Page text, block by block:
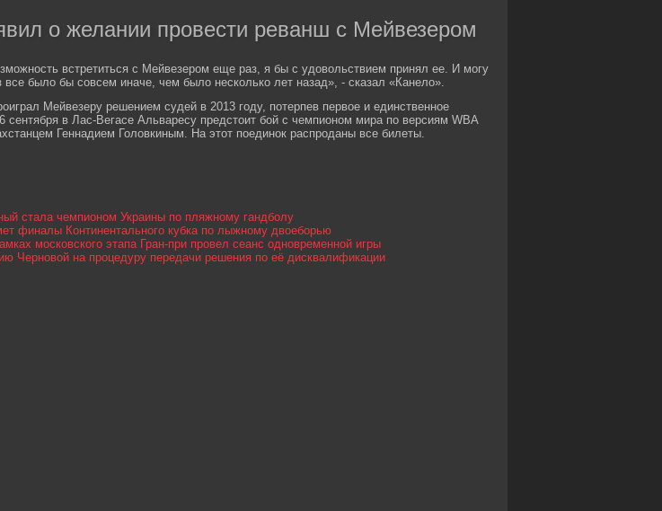
о желании провести реванш с Мейвезером
встретиться с Мейвезером еще раз, я бы с удовольствием принял ее. И могу
все было бы совсем иначе, чем было несколько лет назад», - сказал «Канело».
Мейвезеру решением судей в 2013 году, потерпев первое и единственное
сентября в Лас-Вегасе Альваресу предстоит бой с чемпионом мира по версиям WBA
Геннадием Головкиным. На этот поединок распроданы все билеты.
стала чемпионом Украины по пляжному гандболу
финалы Континентального кубка по лыжному двоеборью
московского этапа Гран-при провел сеанс одновременной игры
Черновой на процедуру передачи решения по её дисквалификации